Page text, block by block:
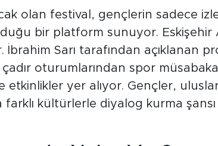
olan festival, gençlerin sadece
bir platform sunuyor. Eskişehir
İbrahim Sarı tarafından açıklanan
oturumlarından spor
etkinlikler yer alıyor. Gençler,
kültürlerle diyalog kurma şansı